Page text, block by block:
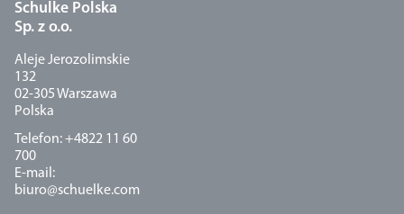
Schulke Polska
Sp. z o.o.
Aleje Jerozolimskie
132
02-305 Warszawa
Polska
Telefon: +4822 11 60
700
E-mail:
biuro@schuelke.com